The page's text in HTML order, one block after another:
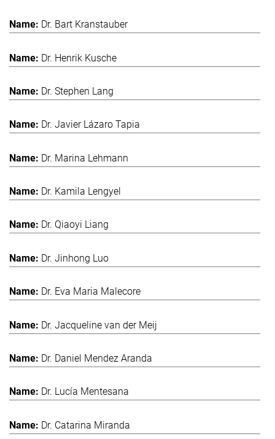
Dr. Bart Kranstauber
Dr. Henrik Kusche
Dr. Stephen Lang
Dr. Javier Lázaro Tapia
Dr. Marina Lehmann
Dr. Kamila Lengyel
Dr. Qiaoyi Liang
Dr. Jinhong Luo
Dr. Eva Maria Malecore
Dr. Jacqueline van der Meij
Dr. Daniel Mendez Aranda
Dr. Lucía Mentesana
Dr. Catarina Miranda